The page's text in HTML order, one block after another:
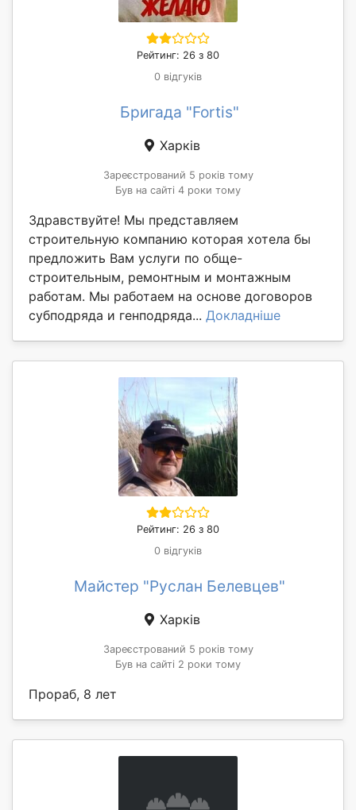
Рейтинг: 26 з 80
0 відгуків
Бригада "Fortis"
Харків
Зареєстрований 5 років тому
Був на сайті 4 роки тому
Здравствуйте! Мы представляем
строительную компанию которая хотела бы
предложить Вам услуги по обще-
строительным, ремонтным и монтажным
работам. Мы работаем на основе договоров
субподряда и генподряда... Докладніше
Рейтинг: 26 з 80
0 відгуків
Майстер "Руслан Белевцев"
Харків
Зареєстрований 5 років тому
Був на сайті 2 роки тому
Прораб, 8 лет